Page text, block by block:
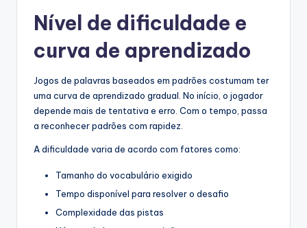
Nível de dificuldade e
curva de aprendizado
Jogos de palavras baseados em padrões costumam ter
uma curva de aprendizado gradual. No início, o jogador
depende mais de tentativa e erro. Com o tempo, passa
a reconhecer padrões com rapidez.
A dificuldade varia de acordo com fatores como:
Tamanho do vocabulário exigido
Tempo disponível para resolver o desafio
Complexidade das pistas